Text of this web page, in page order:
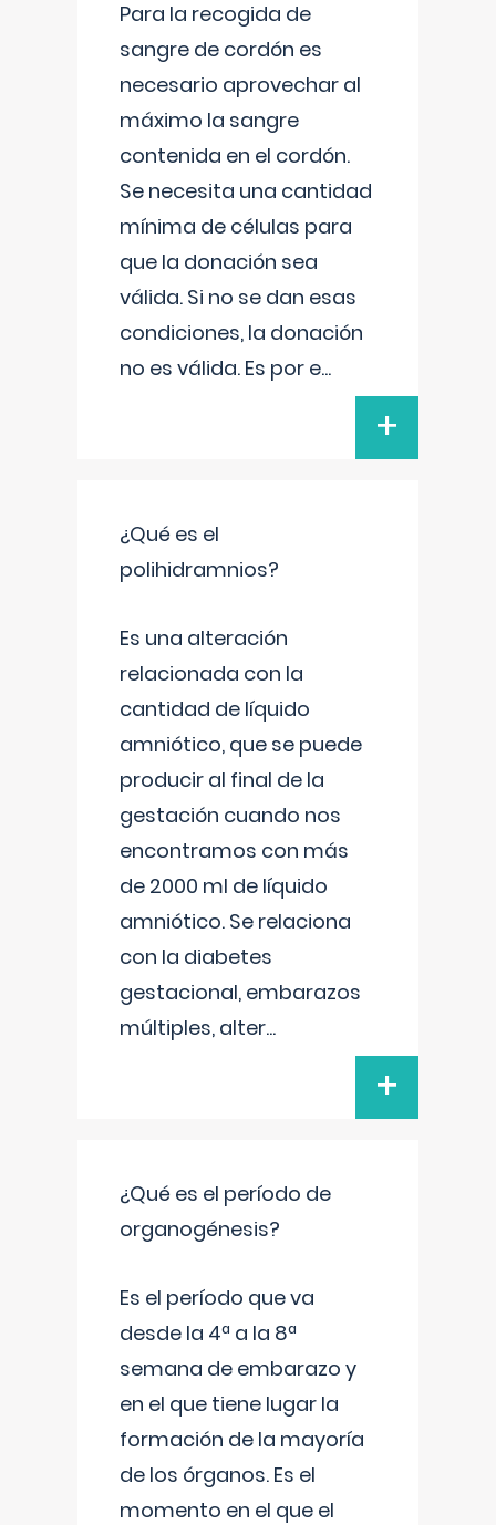
Para la recogida de
sangre de cordón es
necesario aprovechar al
máximo la sangre
contenida en el cordón.
Se necesita una cantidad
mínima de células para
que la donación sea
válida. Si no se dan esas
condiciones, la donación
no es válida. Es por e...
+
¿Qué es el
polihidramnios?
Es una alteración
relacionada con la
cantidad de líquido
amniótico, que se puede
producir al final de la
gestación cuando nos
encontramos con más
de 2000 ml de líquido
amniótico. Se relaciona
con la diabetes
gestacional, embarazos
múltiples, alter...
+
¿Qué es el período de
organogénesis?
Es el período que va
desde la 4ª a la 8ª
semana de embarazo y
en el que tiene lugar la
formación de la mayoría
de los órganos. Es el
momento en el que el